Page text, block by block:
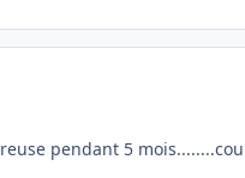
pendant 5